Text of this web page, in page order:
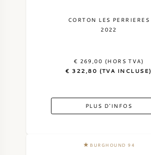
CORTON LES PERRIERES
2022
€ 269,00 (HORS TVA)
€ 322,80 (TVA INCLUSE)
PLUS D'INFOS
BURGHOUND 94